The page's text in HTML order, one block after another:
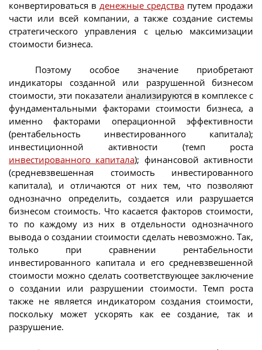
конвертироваться в денежные средства путем продажи
части или всей компании, а также создание системы
стратегического управления с целью максимизации
стоимости бизнеса.
Поэтому особое значение приобретают
индикаторы созданной или разрушенной бизнесом
стоимости, эти показатели анализируются в комплексе с
фундаментальными факторами стоимости бизнеса, а
именно факторами операционной эффективности
(рентабельность инвестированного капитала);
инвестиционной активности (темп роста
инвестированного капитала); финансовой активности
(средневзвешенная стоимость инвестированного
капитала), и отличаются от них тем, что позволяют
однозначно определить, создается или разрушается
бизнесом стоимость. Что касается факторов стоимости,
то по каждому из них в отдельности однозначного
вывода о создании стоимости сделать невозможно. Так,
только при сравнении рентабельности
инвестированного капитала и его средневзвешенной
стоимости можно сделать соответствующее заключение
о создании или разрушении стоимости. Темп роста
также не является индикатором создания стоимости,
поскольку может ускорять как ее создание, так и
разрушение.